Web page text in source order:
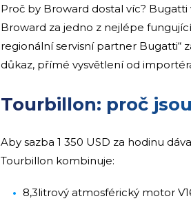
Proč by Broward dostal víc?
Broward za jedno z nejlépe
regionální servisní partner Bugatti“
důkaz, přímé vysvětlení od
Tourbillon: proč
Aby sazba 1 350 USD za hodinu
Tourbillon kombinuje:
8,3litrový atmosférický motor